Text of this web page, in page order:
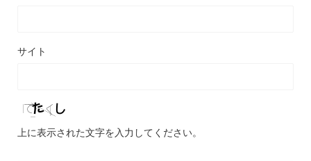
サイト
上に表示された文字を入力してください。